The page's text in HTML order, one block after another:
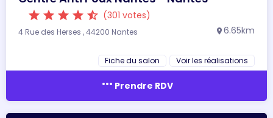
star star star star star_half (301 votes)
4 Rue des Herses , 44200 Nantes location_on 6.65km
Fiche du salon Voir les réalisations
more_horiz Prendre RDV